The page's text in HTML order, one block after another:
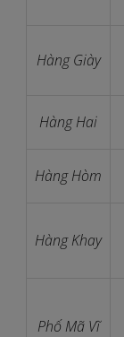
Hàng Giày
Hàng Hai
Hàng Hòm
Hàng Khay
Phố Mã Vĩ